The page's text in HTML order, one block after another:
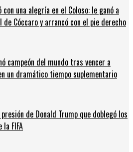
con una alegría en el Coloso: le ganó a
de Cóccaro y arrancó con el pie derecho
campeón del mundo tras vencer a
un dramático tiempo suplementario
de Donald Trump que doblegó los
FIFA